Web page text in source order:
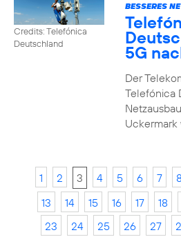
Credits: Telefónica
Deutschland
BESSERES
5G
Der
Telefónica
Uckermark
1 2 3 4 5 6 7 8
13
14 15 16 17 18
23
24 25 26 27